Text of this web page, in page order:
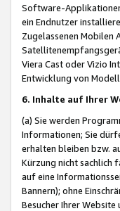
Software-
ein Endnutzer
Zugelassenen Mobilen
Viera Cast oder Vizio
Entwicklung von
6. Inhalte auf Ihrer
(a) Sie werden
Informationen; Sie
erhalten bleiben bzw.
Kürzung nicht sachlich
auf eine
Bannern); ohne
Besucher Ihrer